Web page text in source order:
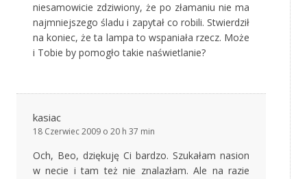
niesamowicie zdziwiony, że po złamaniu nie ma
najmniejszego śladu i zapytał co robili. Stwierdził
na koniec, że ta lampa to wspaniała rzecz. Może
i Tobie by pomogło takie naświetlanie?
kasiac
18 Czerwiec 2009 o 20 h 37 min
Och, Beo, dziękuję Ci bardzo. Szukałam nasion
w necie i tam też nie znalazłam. Ale na razie